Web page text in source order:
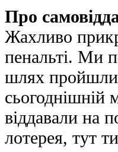
Про
Жахливо
пенальті. Ми
шлях пройшли
сьогоднішній
віддавали на
лотерея, тут